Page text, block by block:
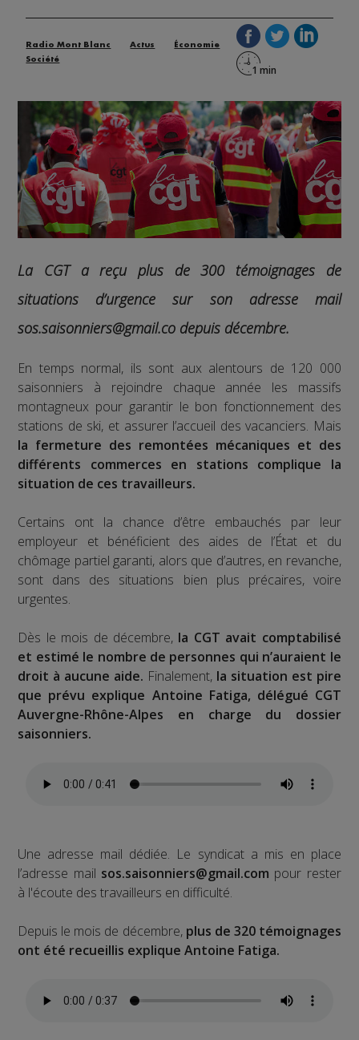
Radio Mont Blanc Actus
Économie
Société
La CGT a reçu plus de 300 témoignages de
situations d’urgence sur son adresse mail
sos.saisonniers@gmail.co depuis décembre.
En temps normal, ils sont aux alentours de 120 000
saisonniers à rejoindre chaque année les massifs
montagneux pour garantir le bon fonctionnement des
stations de ski, et assurer l’accueil des vacanciers. Mais
la fermeture des remontées mécaniques et des
différents commerces en stations complique la
situation de ces travailleurs.
Certains ont la chance d’être embauchés par leur
employeur et bénéficient des aides de l’État et du
chômage partiel garanti, alors que d’autres, en revanche,
sont dans des situations bien plus précaires, voire
urgentes.
Dès le mois de décembre, la CGT avait comptabilisé
et estimé le nombre de personnes qui n’auraient le
droit à aucune aide. Finalement, la situation est pire
que prévu explique Antoine Fatiga, délégué CGT
Auvergne-Rhône-Alpes en charge du dossier
saisonniers.
Une adresse mail dédiée. Le syndicat a mis en place
l’adresse mail sos.saisonniers@gmail.com pour rester
à l'écoute des travailleurs en difficulté.
Depuis le mois de décembre, plus de 320 témoignages
ont été recueillis explique Antoine Fatiga.